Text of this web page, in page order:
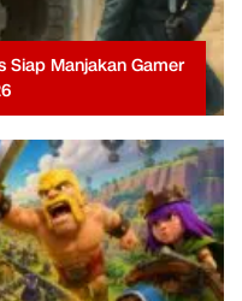
Siap Manjakan Gamer